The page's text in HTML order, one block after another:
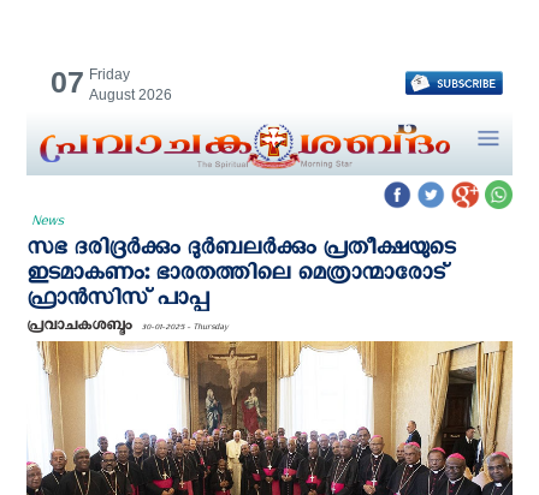
07 Friday
August 2026
News
സഭ ദരിദ്രർക്കും ദുർബലർക്കും പ്രതീക്ഷയുടെ
ഇടമാകണം: ഭാരതത്തിലെ മെത്രാന്മാരോട്
ഫ്രാൻസിസ് പാപ്പ
പ്രവാചകശബ്ദം 30-01-2025 - Thursday